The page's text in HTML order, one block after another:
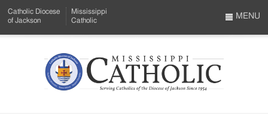
to
Menu
Content
Catholic Diocese
of Jackson
Mississippi
Catholic
Mississippi
MENU